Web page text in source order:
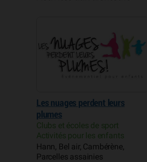
Les nuages perdent leurs
plumes
Clubs et écoles de sport
Activités pour les enfants
Hann, Bel air, Cambérène,
Parcelles assainies